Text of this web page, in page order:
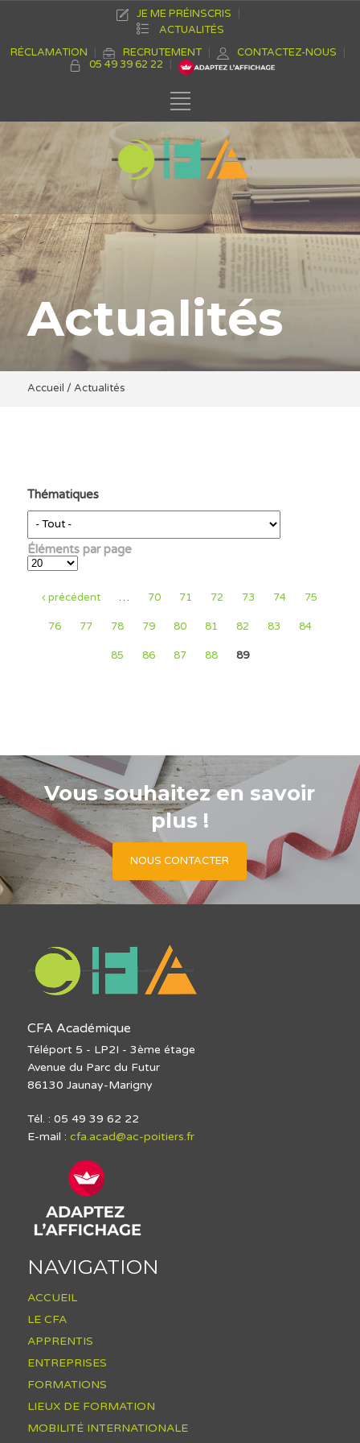
JE ME PRÉINSCRIS
ACTUALITÉS
RÉCLAMATION
RECRUTEMENT
CONTACTEZ-NOUS
05 49 39 62 22
Actualités
Accueil / Actualités
Thématiques
Éléments par page
‹ précédent … 70 71 72 73 74 75
76 77 78 79 80 81 82 83 84
85 86 87 88 89
Vous souhaitez en savoir
plus !
NOUS CONTACTER
CFA Académique
Téléport 5 - LP2I - 3ème étage
Avenue du Parc du Futur
86130 Jaunay-Marigny
Tél. : 05 49 39 62 22
E-mail : cfa.acad@ac-poitiers.fr
NAVIGATION
ACCUEIL
LE CFA
APPRENTIS
ENTREPRISES
FORMATIONS
LIEUX DE FORMATION
MOBILITÉ INTERNATIONALE